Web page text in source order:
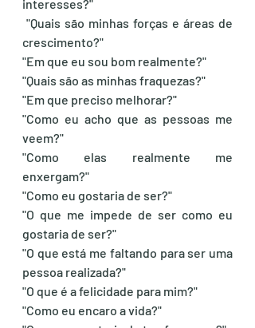
interesses?"
crescimento?"
"Em que eu sou bom realmente?"
"Quais são as minhas fraquezas?"
"Em que preciso melhorar?"
"Como eu acho que as pessoas me
veem?"
"Como elas realmente me
enxergam?"
"Como eu gostaria de ser?"
"O que me impede de ser como eu
gostaria de ser?"
"O que está me faltando para ser uma
pessoa realizada?"
"O que é a felicidade para mim?"
"Como eu encaro a vida?"